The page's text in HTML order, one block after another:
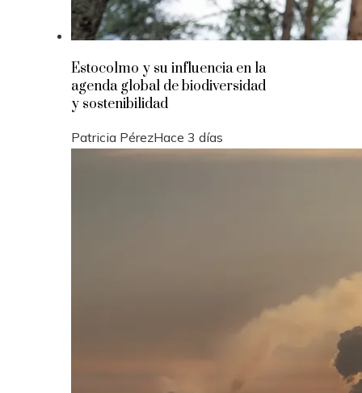
Estocolmo y su influencia en la
agenda global de biodiversidad
y sostenibilidad
Patricia PérezHace 3 días